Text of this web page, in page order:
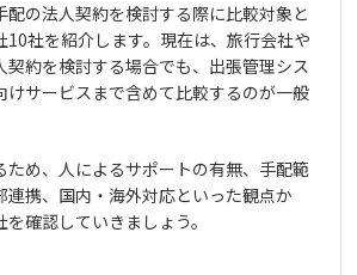
配の法人契約を検討する際に比較対象と
10社を紹介します。現在は、旅行会社や
契約を検討する場合でも、出張管理シス
けサービスまで含めて比較するのが一般
ため、人によるサポートの有無、手配範
連携、国内・海外対応といった観点か
確認していきましょう。